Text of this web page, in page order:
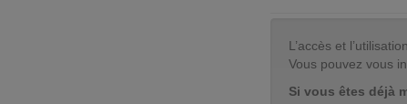
L’accès et
Vous pouvez vous
Si vous êtes déjà